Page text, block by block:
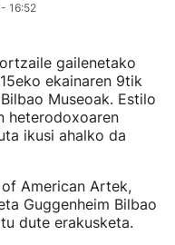
16:52
gailenetako
ekainaren 9tik
Museoak. Estilo
heterodoxoaren
ikusi ahalko da
American Artek,
Guggenheim Bilbao
dute erakusketa.